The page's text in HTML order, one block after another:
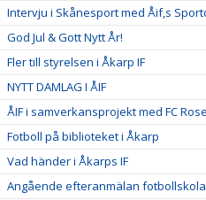
Intervju i Skånesport med Åif,s
God Jul & Gott Nytt År!
Fler till styrelsen i Åkarp IF
NYTT DAMLAG I ÅIF
ÅIF i samverkansprojekt med FC
Fotboll på biblioteket i Åkarp
Vad händer i Åkarps IF
Angående efteranmälan fotbollskola